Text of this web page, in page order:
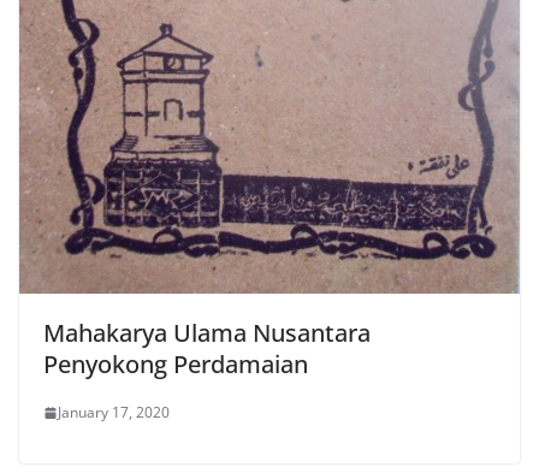
Mahakarya Ulama Nusantara
Penyokong Perdamaian
January 17, 2020